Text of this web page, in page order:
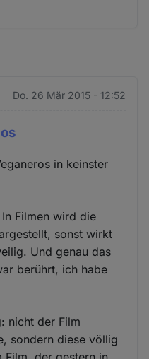
Do. 26 Mär 2015 - 12:52
in keinster
Filmen wird die
sonst wirkt
Und genau das
berührt, ich habe
nicht der Film
sondern diese völlig